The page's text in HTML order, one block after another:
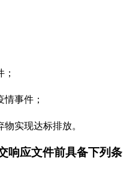
事件；
实现达标排放。
响应文件前具备下列条